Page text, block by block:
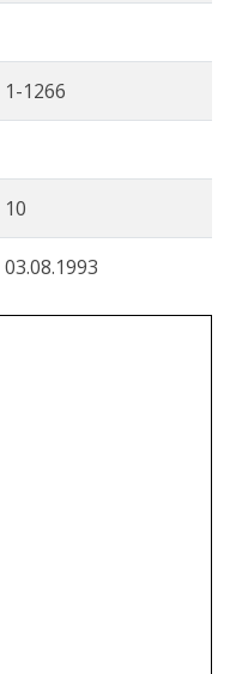
1-1266
10
03.08.1993